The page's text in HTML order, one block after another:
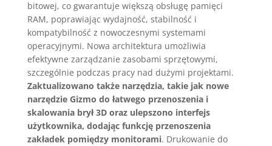
bitowej, co gwarantuje większą obsługę pamięci
RAM, poprawiając wydajność, stabilność i
kompatybilność z nowoczesnymi systemami
operacyjnymi. Nowa architektura umożliwia
efektywne zarządzanie zasobami sprzętowymi,
szczególnie podczas pracy nad dużymi projektami.
Zaktualizowano także narzędzia, takie jak nowe
narzędzie Gizmo do łatwego przenoszenia i
skalowania brył 3D oraz ulepszono interfejs
użytkownika, dodając funkcję przenoszenia
zakładek pomiędzy monitorami. Drukowanie do